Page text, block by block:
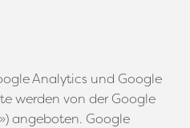
Analytics und Google
werden von der Google
angeboten. Google